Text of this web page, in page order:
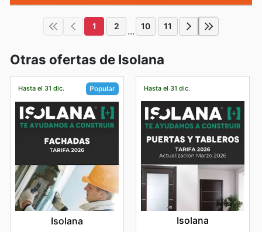
1 2 ... 10 11
Otras ofertas de Isolana
Hasta el 31 dic. Popular
Isolana
Hasta el 31 dic.
Isolana